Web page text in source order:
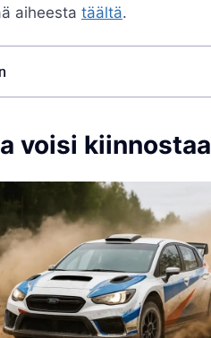
aiheesta täältä.
voisi kiinnostaa